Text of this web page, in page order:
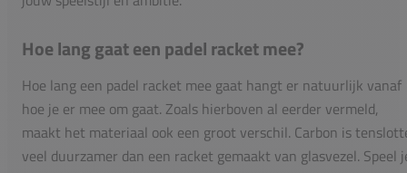
Hoe lang gaat een padel racket mee?
Hoe lang een padel racket mee gaat hangt er natuurlijk vanaf
hoe je er mee om gaat. Zoals hierboven al eerder vermeld,
maakt het materiaal ook een groot verschil. Carbon is
veel duurzamer dan een racket gemaakt van glasvezel. Speel